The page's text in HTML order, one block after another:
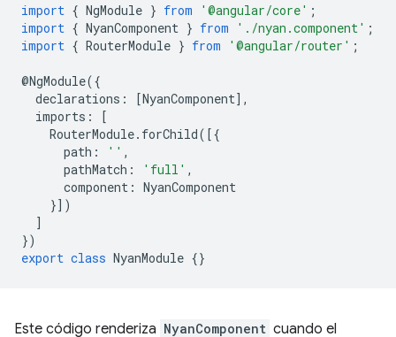
import { NgModule } from '@angular/core' ;
import { NyanComponent } from './nyan.component' ;
import { RouterModule } from '@angular/router' ;
@NgModule({
declarations : [NyanComponent],
imports :
[
RouterModule. forChild([{
path : '' ,
pathMatch : 'full' ,
component : NyanComponent
}])
]
})
export class NyanModule {}
Este código renderiza NyanComponent cuando el